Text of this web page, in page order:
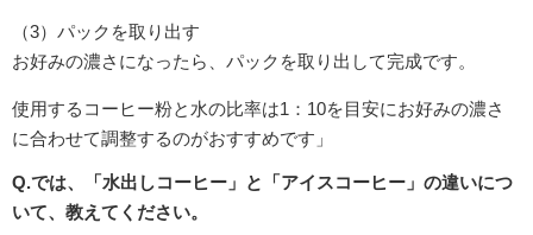
（3）パックを取り出す
お好みの濃さになったら、パックを取り出して完成です。
使用するコーヒー粉と水の比率は1：10を目安にお好みの濃さ
に合わせて調整するのがおすすめです」
Q.では、「水出しコーヒー」と「アイスコーヒー」の違いにつ
いて、教えてください。